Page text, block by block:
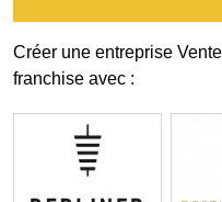
Créer une entreprise
franchise avec :